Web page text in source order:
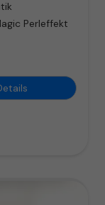
Perleffekt